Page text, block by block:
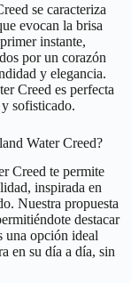
se caracteriza
evocan la brisa
instante,
por un corazón
y elegancia.
Creed es perfecta
sofisticado.
Water Creed?
Creed te permite
inspirada en
Nuestra propuesta
destacar
una opción ideal
en su día a día, sin